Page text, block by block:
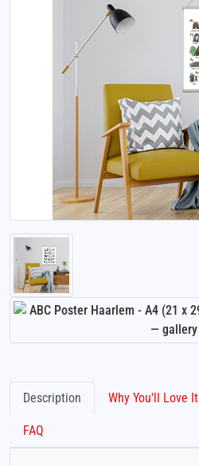
Description Why You'll Love It
FAQ